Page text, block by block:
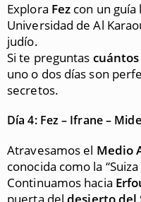
Explora Fez con un
Universidad de Al
judío.
Si te preguntas
uno o dos días son
secretos.
Día 4: Fez – Ifrane –
Atravesamos el Medio
conocida como la
Continuamos hacia